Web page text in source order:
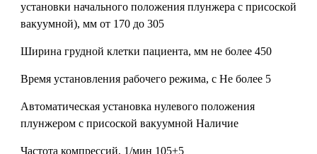
установки начального положения плунжера с присоской
вакуумной), ммот 170 до 305
Ширина грудной клетки пациента, ммне более 450
Время установления рабочего режима, сНе более 5
Автоматическая установка нулевого положения
плунжером с присоской вакуумнойНаличие
Частота компрессий, 1/мин 105±5